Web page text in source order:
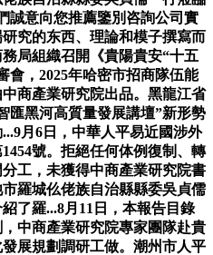
誠意向您推薦鑒別咨詢公司實
究的东西、理論和模子撰寫而
局組織召開《貴陽貴安“十五
會，2025年哈密市招商隊伍能
商產業研究院出品。黑龍江省
匯黑河高質量發展講壇”新形勢
月6日，中華人平易近國涉外
號。拒絕任何体例復制、轉
工，未獲得中商產業研究院書
羅城仫佬族自治縣縣委吳貞儒
了羅...8月11日，本報告目錄
中商產業研究院專家團隊赴貴
展規劃調研工做。潮州市人平